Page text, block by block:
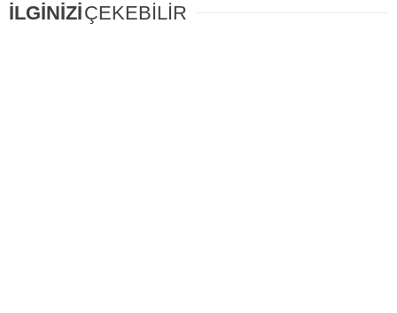
İLGİNİZİÇEKEBİLİR